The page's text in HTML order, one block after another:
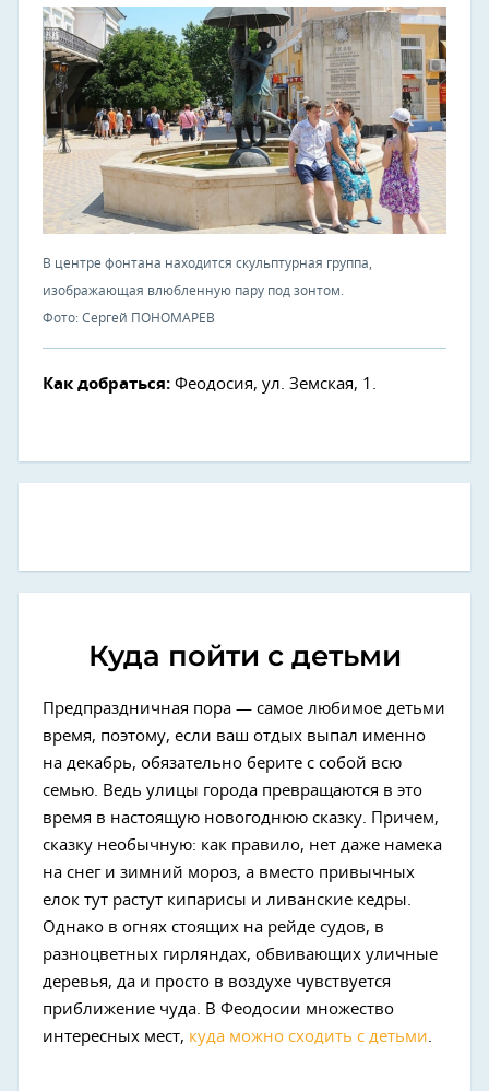
В центре фонтана находится скульптурная группа,
изображающая влюбленную пару под зонтом.
Фото: Сергей ПОНОМАРЕВ
Как добраться: Феодосия, ул. Земская, 1.
Куда пойти с детьми
Предпраздничная пора — самое любимое детьми
время, поэтому, если ваш отдых выпал именно
на декабрь, обязательно берите с собой всю
семью. Ведь улицы города превращаются в это
время в настоящую новогоднюю сказку. Причем,
сказку необычную: как правило, нет даже намека
на снег и зимний мороз, а вместо привычных
елок тут растут кипарисы и ливанские кедры.
Однако в огнях стоящих на рейде судов, в
разноцветных гирляндах, обвивающих уличные
деревья, да и просто в воздухе чувствуется
приближение чуда. В Феодосии множество
интересных мест, куда можно сходить с детьми